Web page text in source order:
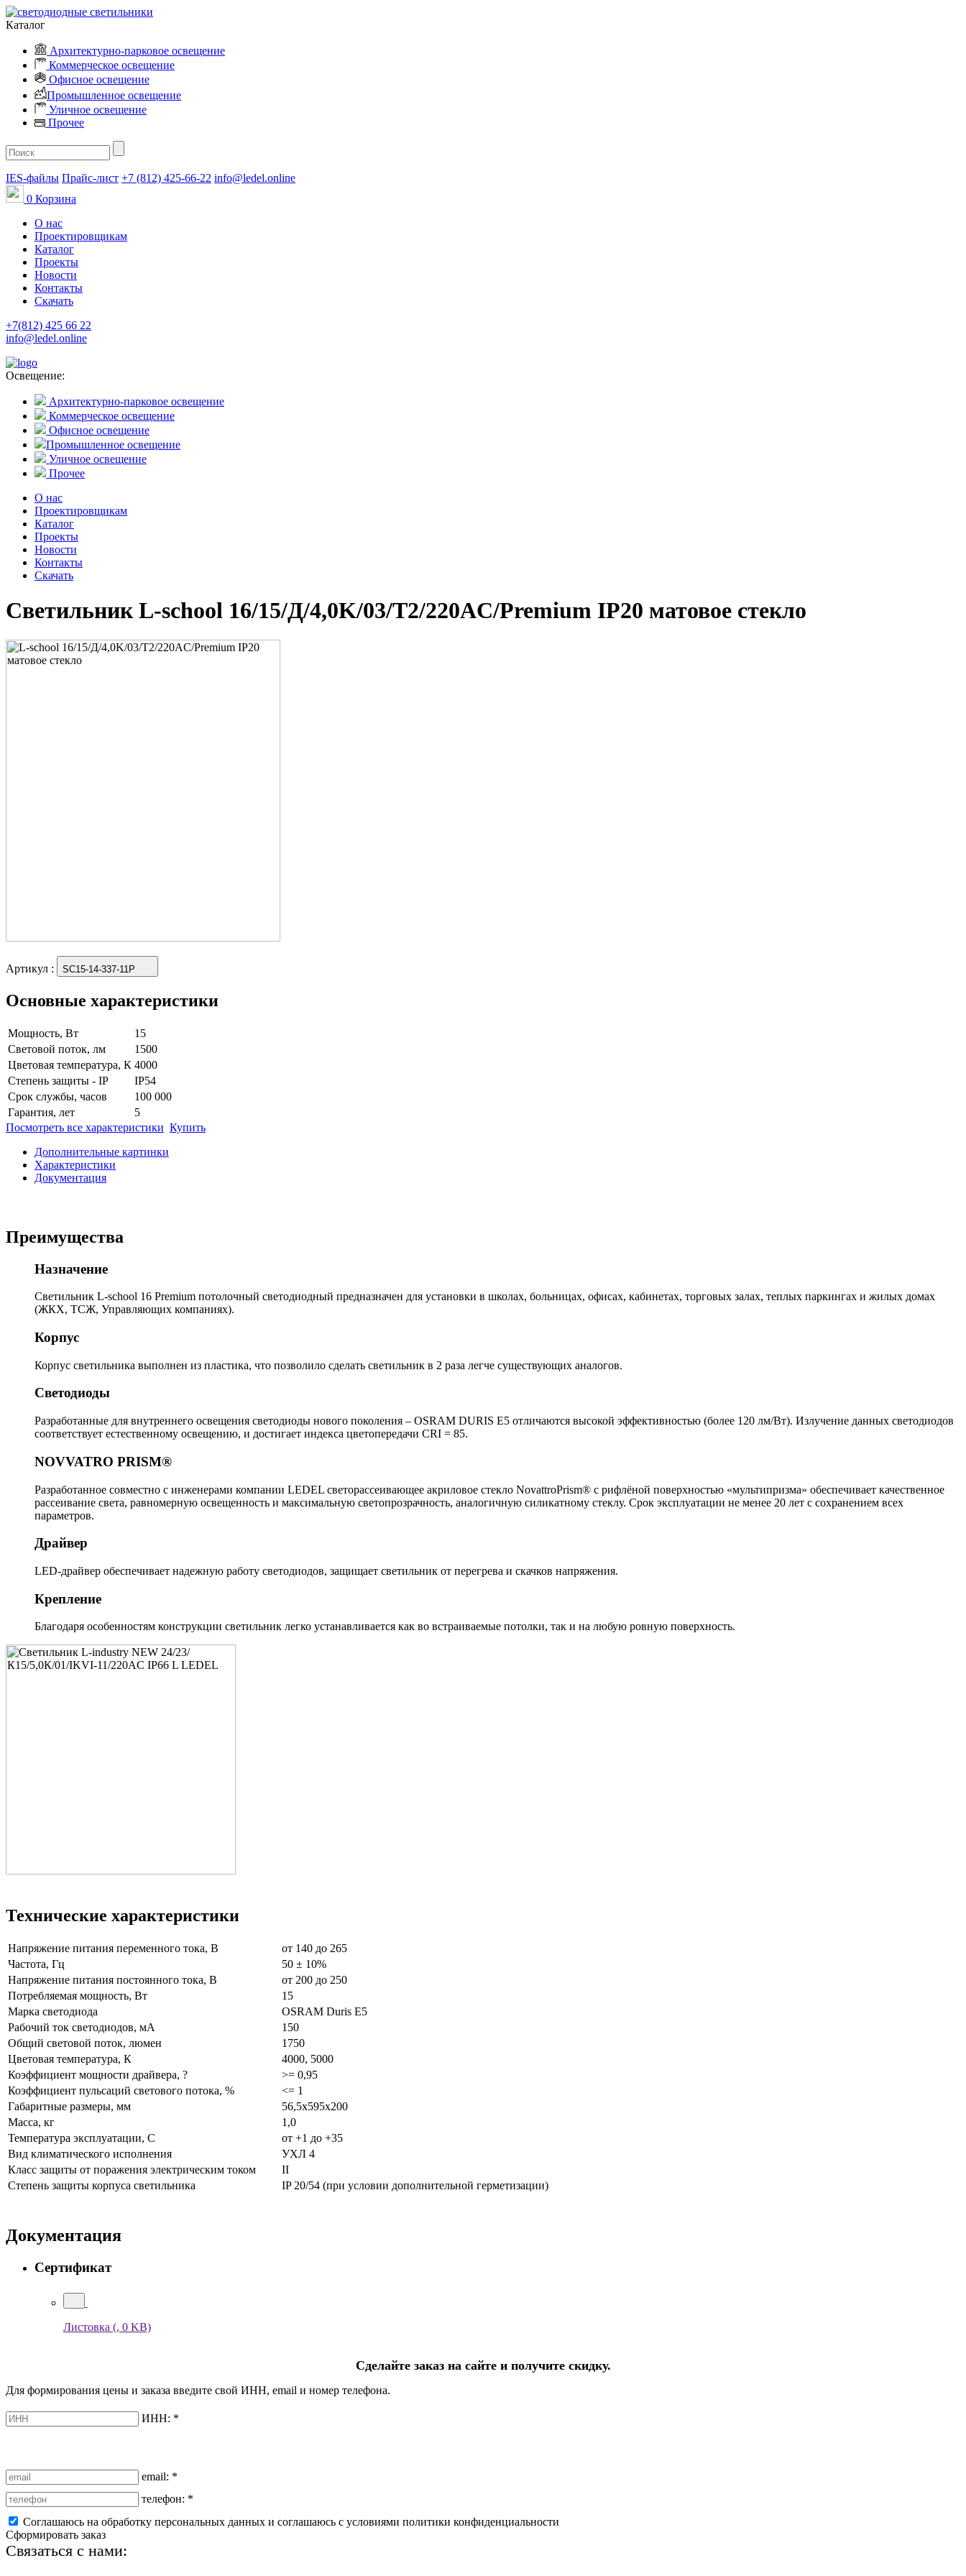
Каталог
Архитектурно-парковое освещение
Коммерческое освещение
Офисное освещение
Промышленное освещение
Уличное освещение
Прочее
IES-файлы Прайс-лист +7 (812) 425-66-22 info@ledel.online
0 Корзина
О нас
Проектировщикам
Каталог
Проекты
Новости
Контакты
Скачать
+7(812) 425 66 22
info@ledel.online
Освещение:
Архитектурно-парковое освещение
Коммерческое освещение
Офисное освещение
Промышленное освещение
Уличное освещение
Прочее
О нас
Проектировщикам
Каталог
Проекты
Новости
Контакты
Скачать
Светильник L-school 16/15/Д/4,0K/03/Т2/220AC/Premium IP20 матовое стекло
Артикул : SC15-14-337-11P
Основные характеристики
Мощность, Вт
15
Световой поток, лм
1500
Цветовая температура, К 4000
Степень защиты - IP
IP54
Срок службы, часов
100 000
Гарантия, лет
5
Посмотреть все характеристики Купить
Дополнительные картинки
Характеристики
Документация
Преимущества
Назначение
Светильник L-school 16 Premium потолочный светодиодный предназначен для установки в школах, больницах, офисах, кабинетах, торговых залах, теплых паркингах и жилых домах
(ЖКХ, ТСЖ, Управляющих компаниях).
Корпус
Корпус светильника выполнен из пластика, что позволило сделать светильник в 2 раза легче существующих аналогов.
Светодиоды
Разработанные для внутреннего освещения светодиоды нового поколения – OSRAM DURIS E5 отличаются высокой эффективностью (более 120 лм/Вт). Излучение данных светодиодов
соответствует естественному освещению, и достигает индекса цветопередачи CRI = 85.
NOVVATRO PRISM®
Разработанное совместно с инженерами компании LEDEL светорассеивающее акриловое стекло NovattroPrism® с рифлёной поверхностью «мультипризма» обеспечивает качественное
рассеивание света, равномерную освещенность и максимальную светопрозрачность, аналогичную силикатному стеклу. Срок эксплуатации не менее 20 лет с сохранением всех
параметров.
Драйвер
LED-драйвер обеспечивает надежную работу светодиодов, защищает светильник от перегрева и скачков напряжения.
Крепление
Благодаря особенностям конструкции светильник легко устанавливается как во встраиваемые потолки, так и на любую ровную поверхность.
Технические характеристики
Напряжение питания переменного тока, В
от 140 до 265
Частота, Гц
50 ± 10%
Напряжение питания постоянного тока, В
от 200 до 250
Потребляемая мощность, Вт
15
Марка светодиода
OSRAM Duris E5
Рабочий ток светодиодов, мА
150
Общий световой поток, люмен
1750
Цветовая температура, К
4000, 5000
Коэффициент мощности драйвера, ?
>= 0,95
Коэффициент пульсаций светового потока, %
<= 1
Габаритные размеры, мм
56,5х595х200
Масса, кг
1,0
Температура эксплуатации, С
от +1 до +35
Вид климатического исполнения
УХЛ 4
Класс защиты от поражения электрическим током
II
Степень защиты корпуса светильника
IP 20/54 (при условии дополнительной герметизации)
Документация
Сертификат
Листовка (, 0 KB)
Сделайте заказ на сайте и получите скидку.
Для формирования цены и заказа введите свой ИНН, email и номер телефона.
ИНН: *
email: *
телефон: *
Соглашаюсь на обработку персональных данных и соглашаюсь с условиями политики конфиденциальности
Сформировать заказ
Связаться с нами: